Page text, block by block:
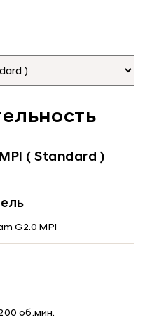
( Standard )
G2.0 MPI
об.мин.